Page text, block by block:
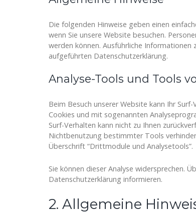
Die folgenden Hinweise geben einen
wenn Sie unsere Website besuchen.
werden können. Ausführliche
aufgeführten Datenschutzerklärung.
Analyse-Tools und Tools
Beim Besuch unserer Website kann Ihr
Cookies und mit sogenannten
Surf-Verhalten kann nicht zu Ihnen
Nichtbenutzung bestimmter Tools
Überschrift “Drittmodule und Analysetools”.
Sie können dieser Analyse widersprechen.
Datenschutzerklärung informieren.
2. Allgemeine